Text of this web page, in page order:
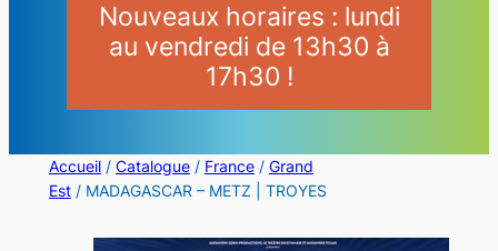
Nouveaux horaires : lundi
au vendredi de 13h30 à
17h30 !
Accueil/ Catalogue/ France/ Grand
Est/ MADAGASCAR – METZ | TROYES